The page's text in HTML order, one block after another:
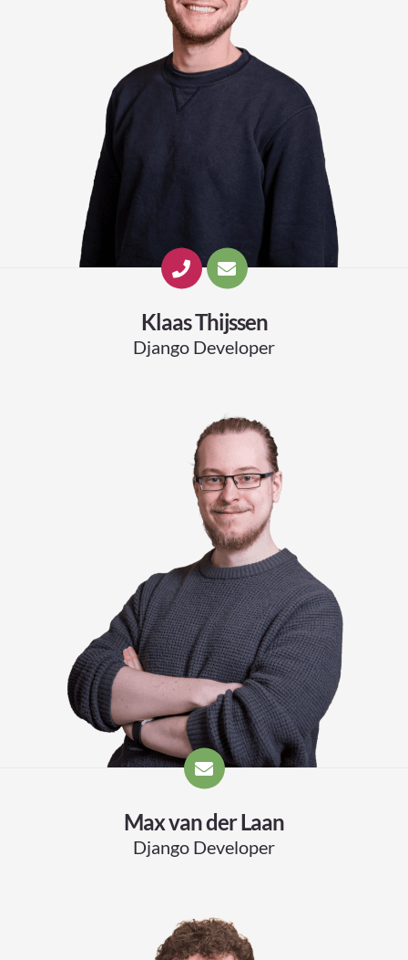
Klaas Thijssen
Django Developer
Max van der Laan
Django Developer